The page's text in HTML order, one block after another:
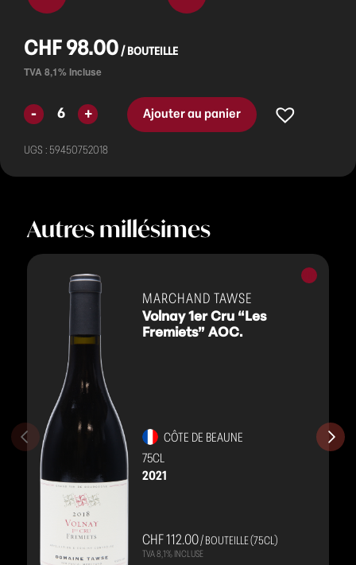
CHF 98.00
Ajouter au panier
UGS : 59450752018
Autres millésimes
Vins
rouges
MARCHAND TAWSE
Volnay 1er Cru “Les
Fremiets” AOC.
CÔTE DE BEAUNE
75CL
2021
CHF 112.00/ BOUTEILLE (75CL)